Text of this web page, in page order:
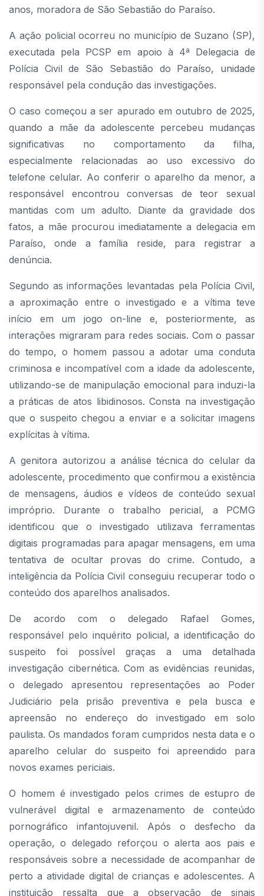
anos, moradora de São Sebastião do Paraíso.
A ação policial ocorreu no município de Suzano (SP),
executada pela PCSP em apoio à 4ª Delegacia de
Polícia Civil de São Sebastião do Paraíso, unidade
responsável pela condução das investigações.
O caso começou a ser apurado em outubro de 2025,
quando a mãe da adolescente percebeu mudanças
significativas no comportamento da filha,
especialmente relacionadas ao uso excessivo do
telefone celular. Ao conferir o aparelho da menor, a
responsável encontrou conversas de teor sexual
mantidas com um adulto. Diante da gravidade dos
fatos, a mãe procurou imediatamente a delegacia em
Paraíso, onde a família reside, para registrar a
denúncia.
Segundo as informações levantadas pela Polícia Civil,
a aproximação entre o investigado e a vítima teve
início em um jogo on-line e, posteriormente, as
interações migraram para redes sociais. Com o passar
do tempo, o homem passou a adotar uma conduta
criminosa e incompatível com a idade da adolescente,
utilizando-se de manipulação emocional para induzi-la
a práticas de atos libidinosos. Consta na investigação
que o suspeito chegou a enviar e a solicitar imagens
explícitas à vítima.
A genitora autorizou a análise técnica do celular da
adolescente, procedimento que confirmou a existência
de mensagens, áudios e vídeos de conteúdo sexual
impróprio. Durante o trabalho pericial, a PCMG
identificou que o investigado utilizava ferramentas
digitais programadas para apagar mensagens, em uma
tentativa de ocultar provas do crime. Contudo, a
inteligência da Polícia Civil conseguiu recuperar todo o
conteúdo dos aparelhos analisados.
De acordo com o delegado Rafael Gomes,
responsável pelo inquérito policial, a identificação do
suspeito foi possível graças a uma detalhada
investigação cibernética. Com as evidências reunidas,
o delegado apresentou representações ao Poder
Judiciário pela prisão preventiva e pela busca e
apreensão no endereço do investigado em solo
paulista. Os mandados foram cumpridos nesta data e o
aparelho celular do suspeito foi apreendido para
novos exames periciais.
O homem é investigado pelos crimes de estupro de
vulnerável digital e armazenamento de conteúdo
pornográfico infantojuvenil. Após o desfecho da
operação, o delegado reforçou o alerta aos pais e
responsáveis sobre a necessidade de acompanhar de
perto a atividade digital de crianças e adolescentes. A
instituição ressalta que a observação de sinais